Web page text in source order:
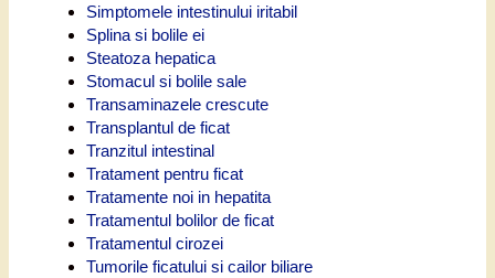
Simptomele intestinului iritabil
Splina si bolile ei
Steatoza hepatica
Stomacul si bolile sale
Transaminazele crescute
Transplantul de ficat
Tranzitul intestinal
Tratament pentru ficat
Tratamente noi in hepatita
Tratamentul bolilor de ficat
Tratamentul cirozei
Tumorile ficatului si cailor biliare